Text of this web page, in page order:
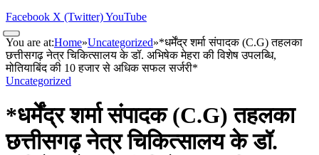
Facebook X (Twitter)YouTube
You are at:Home»Uncategorized»*धर्मेंद्र शर्मा संपादक (C.G) तहलका
छत्तीसगढ़ नेत्र चिकित्सालय के डॉ. अभिषेक मेहरा की विशेष उपलब्धि,
मोतियाबिंद की 10 हजार से अधिक सफल सर्जरी*
Uncategorized
*धर्मेंद्र शर्मा संपादक (C.G) तहलका
छत्तीसगढ़ नेत्र चिकित्सालय के डॉ.